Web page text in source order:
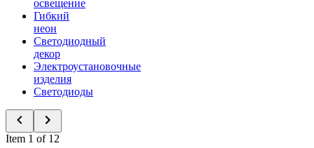
освещение
Гибкий
неон
Светодиодный
декор
Электроустановочные
изделия
Светодиоды
Item 1 of 12